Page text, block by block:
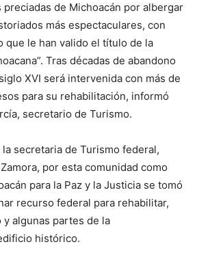
de Michoacán por albergar
más espectaculares, con
que le han valido el título de la
Tras décadas de abandono
XVI será intervenida con más de
para su rehabilitación, informó
secretario de Turismo.
secretaria de Turismo federal,
por esta comunidad como
para la Paz y la Justicia se tomó
recurso federal para rehabilitar,
algunas partes de la
histórico.